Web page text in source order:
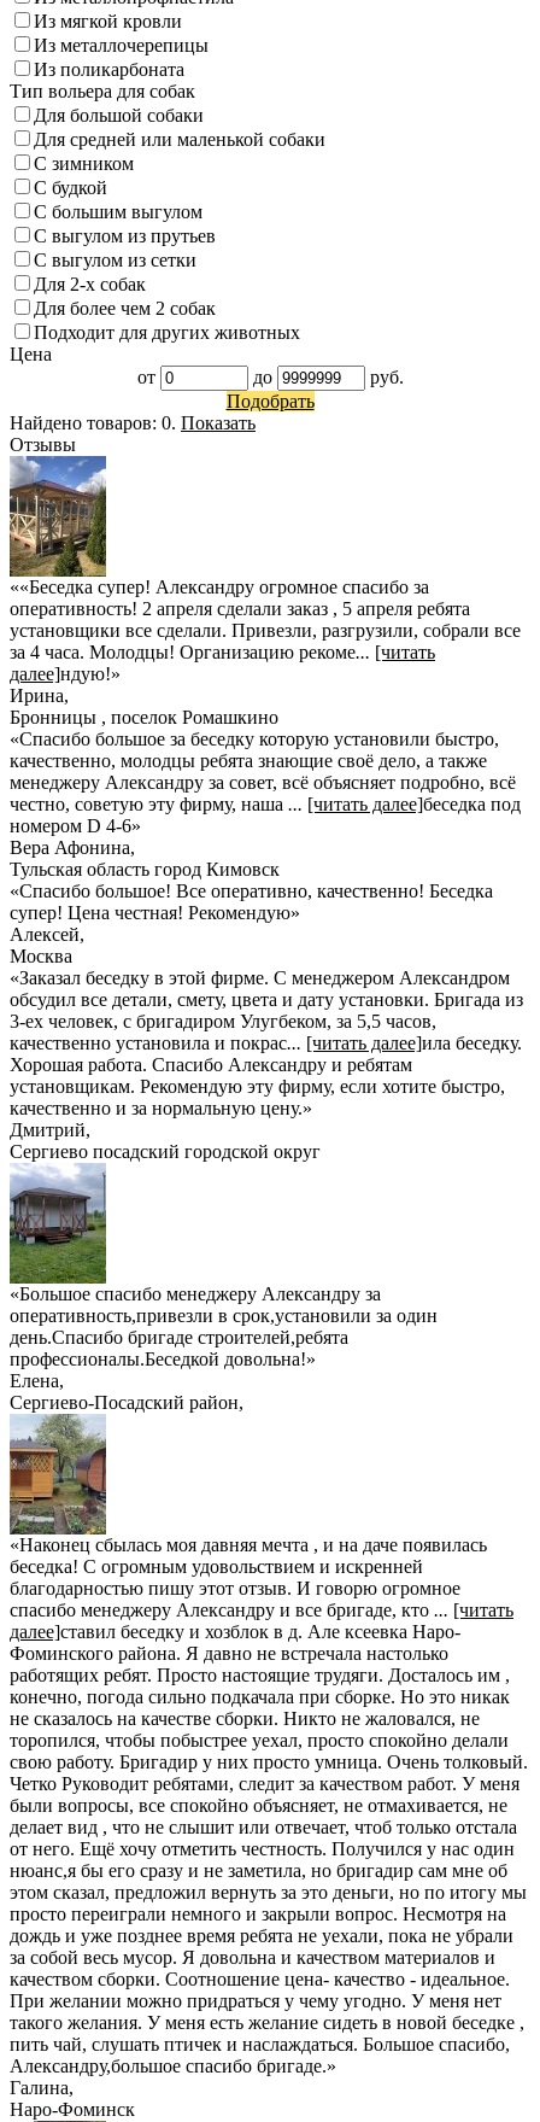
Из мягкой кровли
Из металлочерепицы
Из поликарбоната
Тип вольера для собак
Для большой собаки
Для средней или маленькой собаки
С зимником
С будкой
С большим выгулом
С выгулом из прутьев
С выгулом из сетки
Для 2-х собак
Для более чем 2 собак
Подходит для других животных
Цена
от
до
руб.
Подобрать
Найдено товаров: 0. Показать
Отзывы
««Беседка супер! Александру огромное спасибо за
оперативность! 2 апреля сделали заказ , 5 апреля ребята
установщики все сделали. Привезли, разгрузили, собрали все
за 4 часа. Молодцы! Организацию рекоме... [читать
далее]ндую!»
Ирина,
Бронницы , поселок Ромашкино
«Спасибо большое за беседку которую установили быстро,
качественно, молодцы ребята знающие своё дело, а также
менеджеру Александру за совет, всё объясняет подробно, всё
честно, советую эту фирму, наша ... [читать далее]беседка под
номером D 4-6»
Вера Афонина,
Тульская область город Кимовск
«Спасибо большое! Все оперативно, качественно! Беседка
супер! Цена честная! Рекомендую»
Алексей,
Москва
«Заказал беседку в этой фирме. С менеджером Александром
обсудил все детали, смету, цвета и дату установки. Бригада из
3-ех человек, с бригадиром Улугбеком, за 5,5 часов,
качественно установила и покрас... [читать далее]ила беседку.
Хорошая работа. Спасибо Александру и ребятам
установщикам. Рекомендую эту фирму, если хотите быстро,
качественно и за нормальную цену.»
Дмитрий,
Сергиево посадский городской округ
«Большое спасибо менеджеру Александру за
оперативность,привезли в срок,установили за один
день.Спасибо бригаде строителей,ребята
профессионалы.Беседкой довольна!»
Елена,
Сергиево-Посадский район,
«Наконец сбылась моя давняя мечта , и на даче появилась
беседка! С огромным удовольствием и искренней
благодарностью пишу этот отзыв. И говорю огромное
спасибо менеджеру Александру и все бригаде, кто ... [читать
далее]ставил беседку и хозблок в д. Але ксеевка Наро-
Фоминского района. Я давно не встречала настолько
работящих ребят. Просто настоящие трудяги. Досталось им ,
конечно, погода сильно подкачала при сборке. Но это никак
не сказалось на качестве сборки. Никто не жаловался, не
торопился, чтобы побыстрее уехал, просто спокойно делали
свою работу. Бригадир у них просто умница. Очень толковый.
Четко Руководит ребятами, следит за качеством работ. У меня
были вопросы, все спокойно объясняет, не отмахивается, не
делает вид , что не слышит или отвечает, чтоб только отстала
от него. Ещё хочу отметить честность. Получился у нас один
нюанс,я бы его сразу и не заметила, но бригадир сам мне об
этом сказал, предложил вернуть за это деньги, но по итогу мы
просто переиграли немного и закрыли вопрос. Несмотря на
дождь и уже позднее время ребята не уехали, пока не убрали
за собой весь мусор. Я довольна и качеством материалов и
качеством сборки. Соотношение цена- качество - идеальное.
При желании можно придраться у чему угодно. У меня нет
такого желания. У меня есть желание сидеть в новой беседке ,
пить чай, слушать птичек и наслаждаться. Большое спасибо,
Александру,большое спасибо бригаде.»
Галина,
Наро-Фоминск